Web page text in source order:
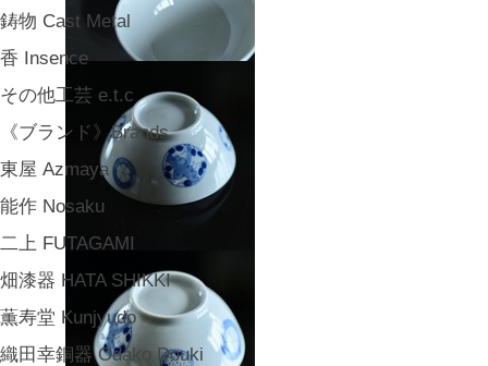
鋳物 Cast Metal
香 Insence
その他工芸 e.t.c
《ブランド》Brands
東屋 Azmaya
能作 Nosaku
二上 FUTAGAMI
畑漆器 HATA SHIKKI
薫寿堂 Kunjyudo
織田幸銅器 Odako Douki